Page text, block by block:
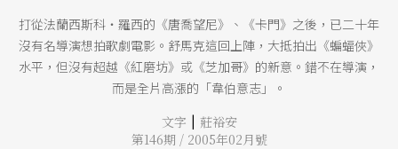
打從法蘭西斯科‧羅西的《唐喬望尼》、《卡門》之後，已二十年
沒有名導演想拍歌劇電影。舒馬克這回上陣，大抵拍出《蝙蝠俠》
水平，但沒有超越《紅磨坊》或《芝加哥》的新意。錯不在導演，
而是全片高漲的「韋伯意志」。
文字 | 莊裕安
第146期 / 2005年02月號